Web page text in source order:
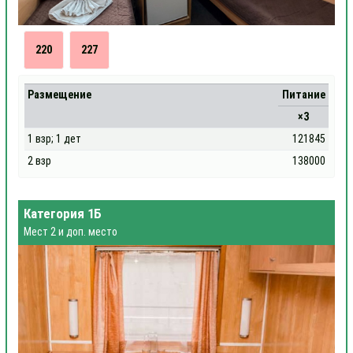
220 227
Размещение
Питание
×3
1 взр; 1 дет
121845
2 взр
138000
Категория 1Б
Мест 2 и доп. место